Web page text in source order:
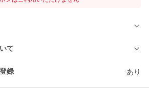
て
録 あり